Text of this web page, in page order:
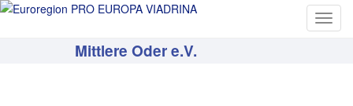
T
Mittlere Oder e.V.